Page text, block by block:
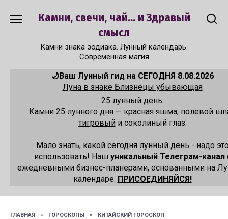
Камни, свечи, чай... и Здравый
смысл
Камни знака зодиака. Лунный календарь.
Современная магия
🌙Ваш Лунный гид на СЕГОДНЯ 8.08.2026
Луна в знаке Близнецы убывающая
25 лунный день.
Камни 25 лунного дня — красная яшма, полевой
тигровыйи соколиный глаз.
Мало знать, какой сегодня лунный день - надо
использовать! Наш уникальный Телеграм-канал
ежедневными бизнес-планерами, основанными на
календаре. ПРИСОЕДИНЯЙСЯ!
ГЛАВНАЯ » ГОРОСКОПЫ » КИТАЙСКИЙ ГОРОСКОП